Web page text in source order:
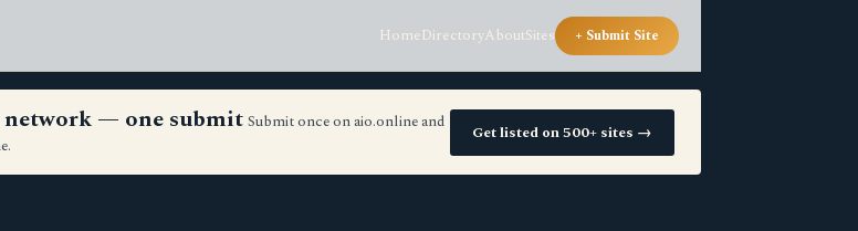
HomeDirectoryAboutSites + Submit Site
network — one submit Submit once on aio.online and
Get listed on 500+ sites →